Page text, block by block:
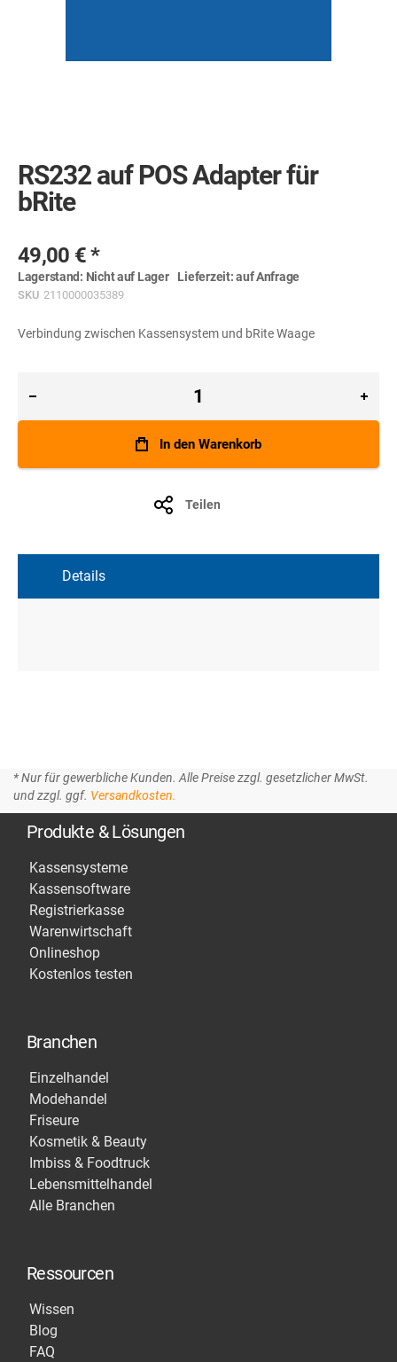
beginning
of
the
RS232 auf POS Adapter für
bRite
49,00 €
Lagerstand: Nicht auf Lager Lieferzeit:auf Anfrage
SKU 2110000035389
Verbindung zwischen Kassensystem und bRite Waage
In den Warenkorb
Teilen
Details
* Nur für gewerbliche Kunden. Alle Preise zzgl. gesetzlicher MwSt.
und zzgl. ggf. Versandkosten.
Produkte & Lösungen
Kassensysteme
Kassensoftware
Registrierkasse
Warenwirtschaft
Onlineshop
Kostenlos testen
Branchen
Einzelhandel
Modehandel
Friseure
Kosmetik & Beauty
Imbiss & Foodtruck
Lebensmittelhandel
Alle Branchen
Ressourcen
Wissen
Blog
FAQ